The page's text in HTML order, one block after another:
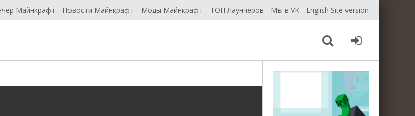
Майнкрафт Новости Майнкрафт Моды Майнкрафт ТОП Лаунчеров Мы в VK English Site version